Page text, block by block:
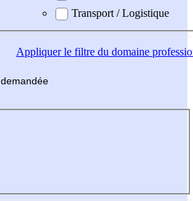
Transport / Logistique
Appliquerle filtre du domaine
demandée